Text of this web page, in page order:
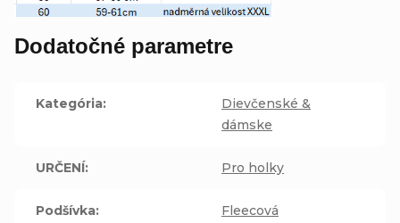
Dodatočné parametre
Kategória:
Dievčenské &
dámske
URČENÍ: Pro holky
Podšívka: Fleecová